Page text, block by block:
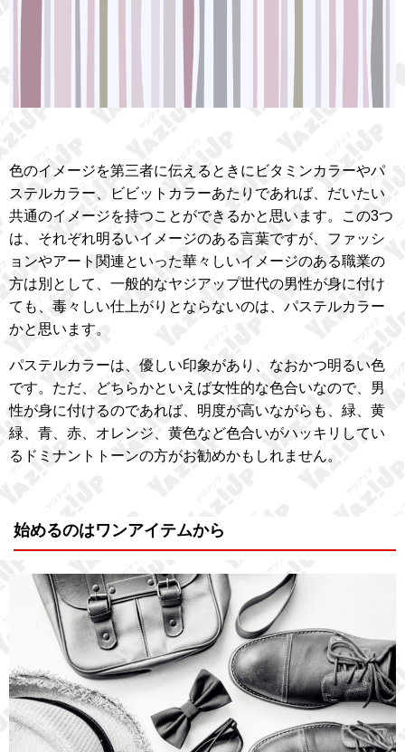
色のイメージを第三者に伝えるときにビタミンカラーやパ
ステルカラー、ビビットカラーあたりであれば、だいたい
共通のイメージを持つことができるかと思います。この3つ
は、それぞれ明るいイメージのある言葉ですが、ファッシ
ョンやアート関連といった華々しいイメージのある職業の
方は別として、一般的なヤジアップ世代の男性が身に付け
ても、毒々しい仕上がりとならないのは、パステルカラー
かと思います。
パステルカラーは、優しい印象があり、なおかつ明るい色
です。ただ、どちらかといえば女性的な色合いなので、男
性が身に付けるのであれば、明度が高いながらも、緑、黄
緑、青、赤、オレンジ、黄色など色合いがハッキリしてい
るドミナントトーンの方がお勧めかもしれません。
始めるのはワンアイテムから